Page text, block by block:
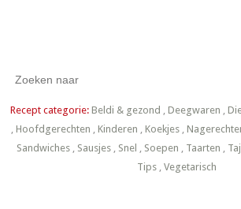
Recept categorie: Beldi & gezond , Deegwaren ,
, Hoofdgerechten , Kinderen , Koekjes ,
Sandwiches , Sausjes , Snel , Soepen , Taarten ,
Tips, Vegetarisch